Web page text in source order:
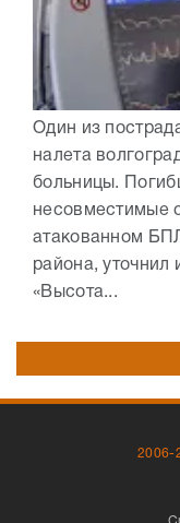
Один из
налета
больницы.
несовместимые
атакованном
района,
«Высота...